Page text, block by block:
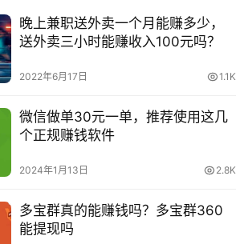
晚上兼职送外卖一个月能赚多少，
送外卖三小时能赚收入100元吗？
2022年6月17日 1.1K
微信做单30元一单，推荐使用这几
个正规赚钱软件
2024年1月13日 2.8K
多宝群真的能赚钱吗？多宝群360
能提现吗